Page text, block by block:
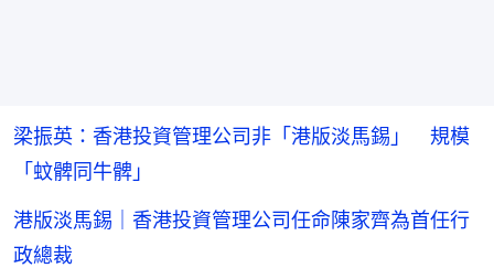
梁振英：香港投資管理公司非「港版淡馬錫」 規模
「蚊髀同牛髀」
港版淡馬錫｜香港投資管理公司任命陳家齊為首任行
政總裁